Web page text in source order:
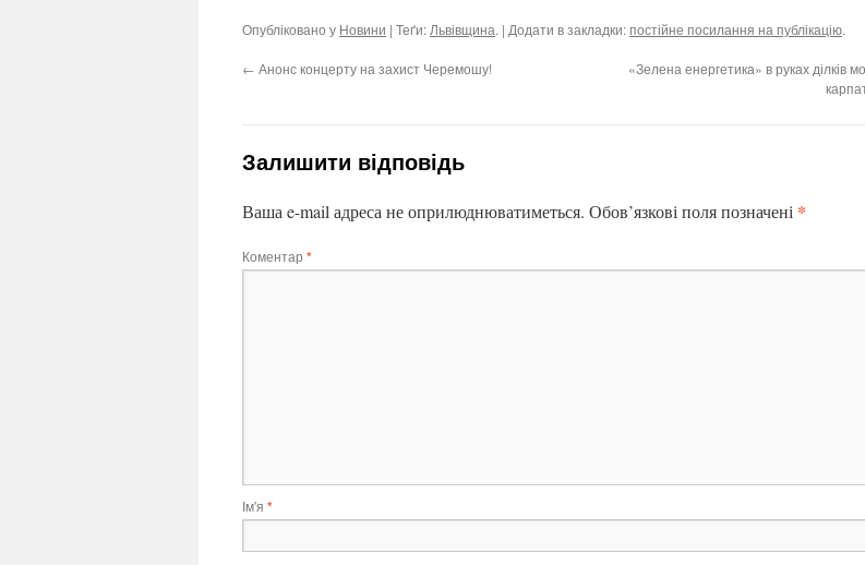
Опубліковано у Новини | Теґи: Львівщина. | Додати в закладки:постійне посилання на публікацію.
← Анонс концерту на захист Черемошу!
«Зелена енергетика» в руках ділків
Залишити відповідь
Ваша e-mail адреса не оприлюднюватиметься. Обов’язкові поля позначені *
Коментар *
Ім'я *